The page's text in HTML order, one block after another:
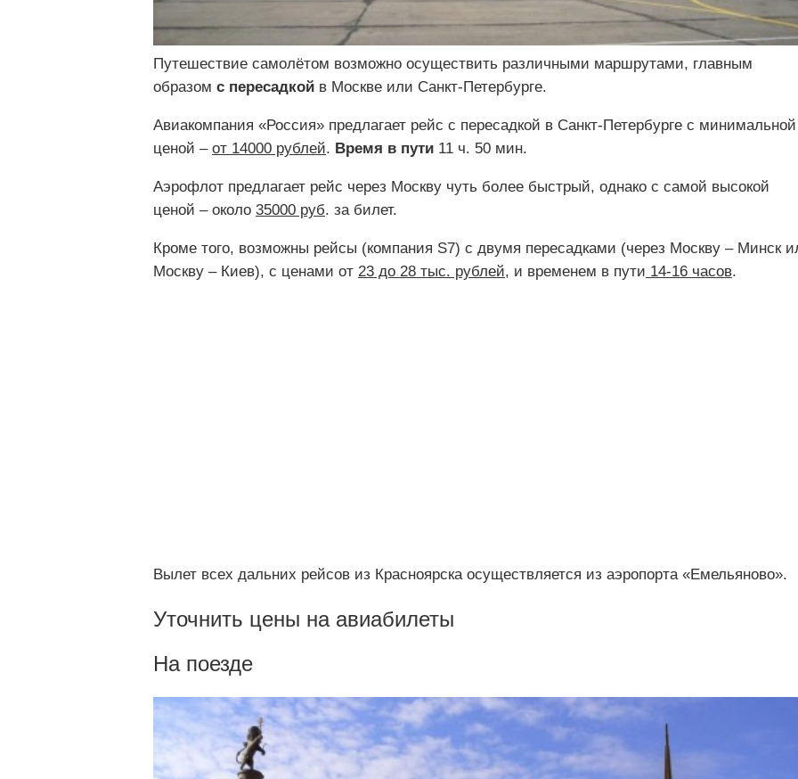
Путешествие самолётом возможно осуществить различными маршрутами, главным
образом с пересадкой в Москве или Санкт-Петербурге.
Авиакомпания «Россия» предлагает рейс с пересадкой в Санкт-Петербурге с минимальной
ценой – от 14000 рублей. Время в пути 11 ч. 50 мин.
Аэрофлот предлагает рейс через Москву чуть более быстрый, однако с самой высокой
ценой – около 35000 руб. за билет.
Кроме того, возможны рейсы (компания S7) с двумя пересадками (через Москву – Минск
Москву – Киев), с ценами от 23 до 28 тыс. рублей, и временем в пути 14-16 часов.
Вылет всех дальних рейсов из Красноярска осуществляется из аэропорта «Емельяново».
Уточнить цены на авиабилеты
На поезде